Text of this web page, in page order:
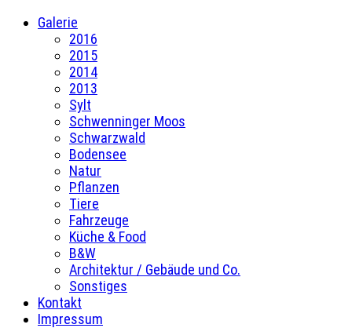
Galerie
2016
2015
2014
2013
Sylt
Schwenninger Moos
Schwarzwald
Bodensee
Natur
Pflanzen
Tiere
Fahrzeuge
Küche & Food
B&W
Architektur / Gebäude und Co.
Sonstiges
Kontakt
Impressum